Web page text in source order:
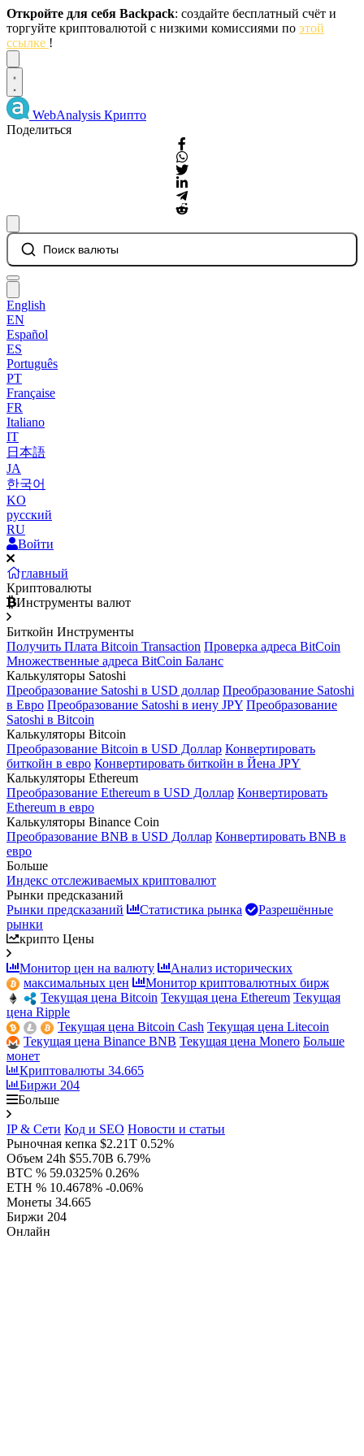
Откройте для себя Backpack: создайте бесплатный счёт и
торгуйте криптовалютой с низкими комиссиями по этой
ссылке !
WebAnalysis Крипто
Поделиться
Поиск валюты
English
EN
Español
ES
Português
PT
Française
FR
Italiano
IT
日本語
JA
한국어
KO
русский
RU
Войти
главный
Криптовалюты
Инструменты валют
Биткойн Инструменты
Получить Плата Bitcoin Transaction Проверка адреса BitCoin
Множественные адреса BitCoin Баланс
Калькуляторы Satoshi
Преобразование Satoshi в USD доллар Преобразование Satoshi
в Евро Преобразование Satoshi в иену JPY Преобразование
Satoshi в Bitcoin
Калькуляторы Bitcoin
Преобразование Bitcoin в USD Доллар Конвертировать
биткойн в евро Конвертировать биткойн в Йена JPY
Калькуляторы Ethereum
Преобразование Ethereum в USD Доллар Конвертировать
Ethereum в евро
Калькуляторы Binance Coin
Преобразование BNB в USD Доллар Конвертировать BNB в
евро
Больше
Индекс отслеживаемых криптовалют
Рынки предсказаний
Рынки предсказаний
Статистика рынка
Разрешённые
рынки
крипто Цены
Монитор цен на валюту
Анализ исторических
максимальных цен
Монитор криптовалютных бирж
Текущая цена Bitcoin Текущая цена Ethereum Текущая
цена Ripple
Текущая цена Bitcoin Cash Текущая цена Litecoin
Текущая цена Binance BNB Текущая цена Monero Больше
монет
Криптовалюты 34.665
Биржи 204
Больше
IP & Сети Код и SEO Новости и статьи
Рыночная кепка $2.21T 0.52%
Объем 24h $55.70B 6.79%
BTC % 59.0325% 0.26%
ETH % 10.4678% -0.06%
Монеты 34.665
Биржи 204
Онлайн